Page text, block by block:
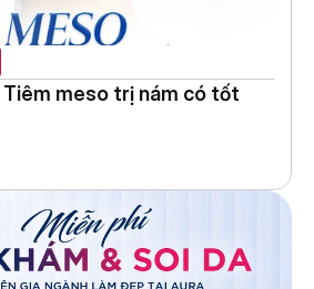
Tiêm meso trị nám có tốt